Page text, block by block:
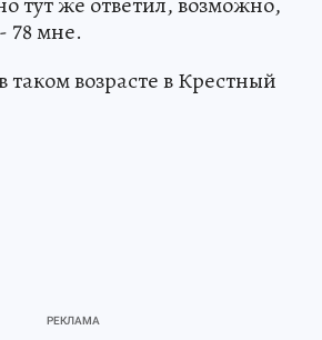
78 мне.
возрасте в Крестный